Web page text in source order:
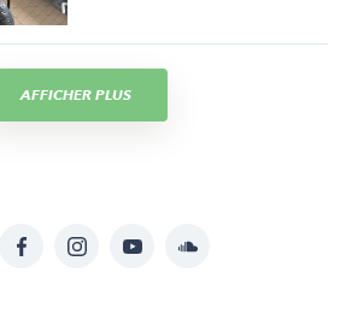
AFFICHER PLUS
FacebookInstagramYouTubeSoundcloud